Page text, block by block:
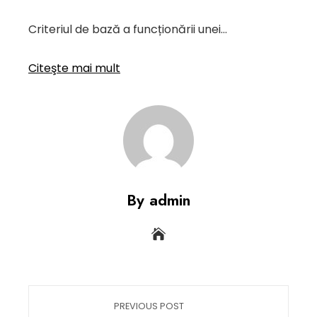
Criteriul de bază a funcționării unei…
Citeşte mai mult
By admin
PREVIOUS POST